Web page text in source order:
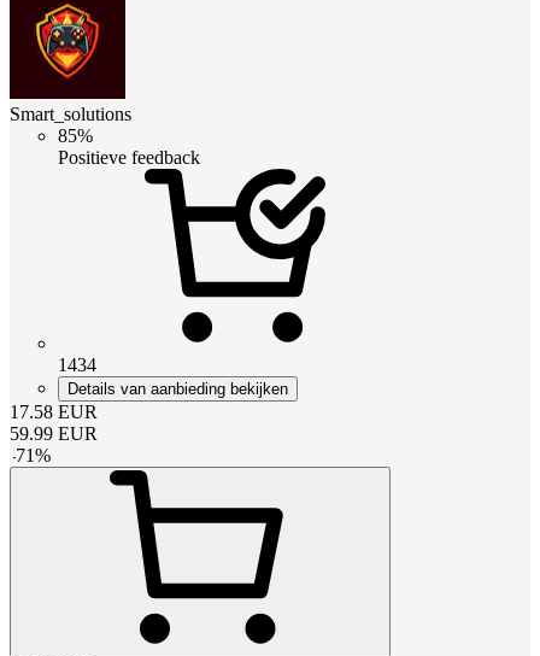
Smart_solutions
85%
Positieve feedback
1434
Details van aanbieding bekijken
17.58 EUR
59.99 EUR
-71%